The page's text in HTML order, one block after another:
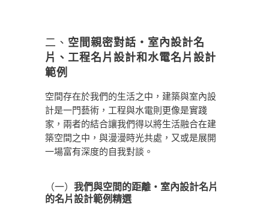
二、 空間親密對話・室內設計名
片、工程名片設計和水電名片設計
範例
空間存在於我們的生活之中，建築與室內設
計是一門藝術，工程與水電則更像是實踐
家，兩者的結合讓我們得以將生活融合在建
築空間之中，與漫漫時光共處，又或是展開
一場富有深度的自我對談。
（一） 我們與空間的距離・室內設計名片
的名片設計範例精選